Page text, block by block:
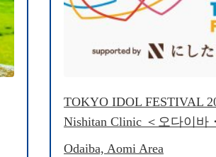
TOKYO IDOL FESTIVAL
Nishitan Clinic ＜오다이바
Odaiba, Aomi Area